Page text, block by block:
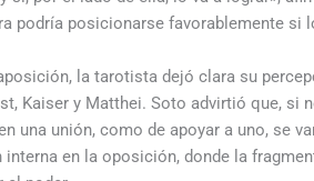
podría posicionarse favorablemente
la tarotista dejó clara su
Kaiser y Matthei. Soto advirtió que, si
una unión, como de apoyar a uno, se
interna en la oposición, donde la